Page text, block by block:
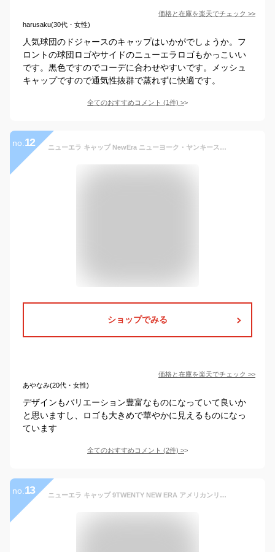
価格と在庫を楽天でチェック >>
harusaku(30代・女性)
人気球団のドジャースのキャップはいかがでしょうか。フ
ロントの球団ロゴやサイドのニューエラロゴもかっこいい
です。黒色ですのでコーデに合わせやすいです。メッシュ
キャップですので通気性抜群で蒸れずに快適です。
全てのおすすめコメント (1件) >
no. 12 ニューエラ キャップ NewEra ニューヨーク・ヤンキース ドジャース 9TWENTY NY LA ロゴ メジャーリーグ メンズ レディース 帽子 MLB ローキャップ 人気 かわいい
ショップでみる
価格と在庫を楽天でチェック >>
あやなみ(20代・女性)
デザインもバリエーション豊富なものになっていて良いか
と思いますし、ロゴも大きめで華やかに見えるものになっ
ています
全てのおすすめコメント (2件) >
no. 13 ニューエラ キャップ 9TWENTY NEW ERA アメリカンリーグ (ヤンキース/レッドソックス/オリオールズ/レイズ/ホワイトソックス/インディアンス/タイガース/アストロズ/ブルージェイズ/アスレチックス/エンゼルス/マリナーズ/レンジャーズ/ツインズ/ガーディアンズ/ロイヤルズ）